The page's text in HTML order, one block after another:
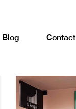
Blog Contact